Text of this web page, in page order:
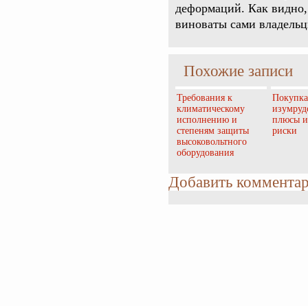
деформаций. Как
виноваты сами
Похожие записи
Требования к
климатическому
исполнению и
степеням защиты
высоковольтного
оборудования
плюсы
риски
Добавить